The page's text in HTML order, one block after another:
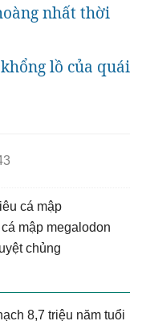
nhất thời
lồ của quái
siêu cá mập
mập megalodon
chủng
8,7 triệu năm tuổi